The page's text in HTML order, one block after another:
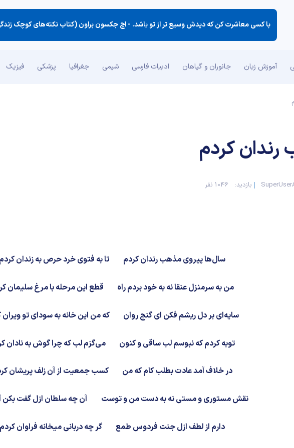
با كسی معاشرت كن كه دیدش وسیع تر از تو باشد. -اچ جکسون براون (کتاب نکته‌های کوچک
آموزش زبان جانوران و گیاهان ادبیات فارسی شیمی جغرافیا پزشکی فیزیک
کردم
بازدید: 1046 نفر
سال‌ها پیروی مذهب رندان کردم تا به فتوی خرد حرص به زندان کردم
من به سرمنزل عنقا نه به خود بردم راه قطع این مرحله با مرغ سلیمان
سایه‌ای بر دل ریشم فکن ای گنج روان که من این خانه به سودای تو ویران
توبه کردم که نبوسم لب ساقی و کنون می‌گزم لب که چرا گوش به نادان
در خلاف آمد عادت بطلب کام که من کسب جمعیت از آن زلف پریشان
نقش مستوری و مستی نه به دست من و توست آن چه سلطان ازل گفت بکن
دارم از لطف ازل جنت فردوس طمع گر چه دربانی میخانه فراوان کردم